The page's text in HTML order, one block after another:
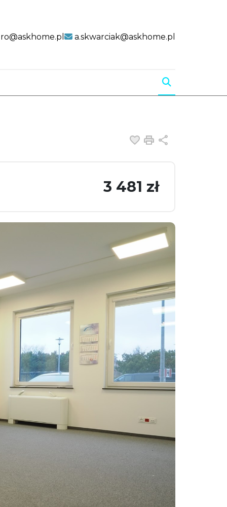
a.skwarciak@askhome.pl
Dodaj do
Drukuj
3 481 zł